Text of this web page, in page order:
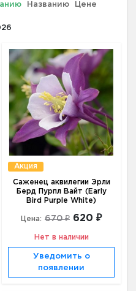
Названию
Цене
Акция
Саженец аквилегии Эрли
Берд Пурпл Вайт (Early
Bird Purple White)
Цена: 670 ₽ 620 ₽
Нет в наличии
Уведомить о
появлении